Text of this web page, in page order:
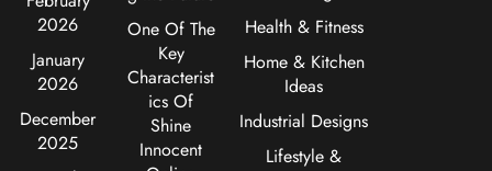
2026
January
2026
December
2025
One Of The
Key
Characterist
ics Of
Shine
Innocent
Health & Fitness
Home & Kitchen
Ideas
Industrial Designs
Lifestyle &